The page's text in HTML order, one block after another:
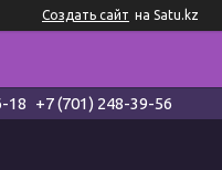
Создать сайт на Satu.kz
18 +7 (701) 248-39-56